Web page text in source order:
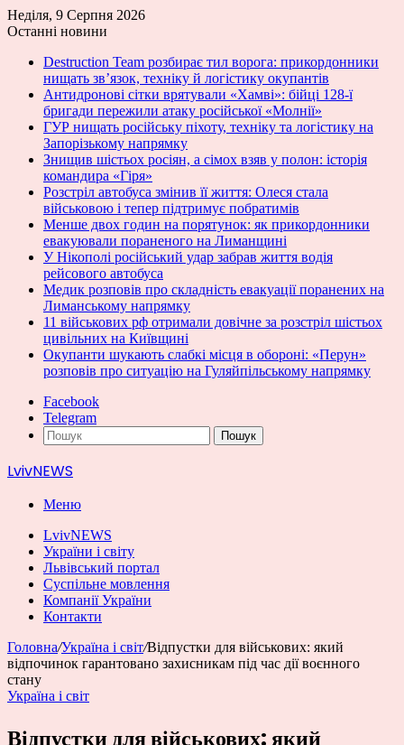
Неділя, 9 Серпня 2026
Останні новини
Destruction Team розбирає тил ворога: прикордонники
нищать зв’язок, техніку й логістику окупантів
Антидронові сітки врятували «Хамві»: бійці 128-ї
бригади пережили атаку російської «Молнії»
ГУР нищать російську піхоту, техніку та логістику на
Запорізькому напрямку
Знищив шістьох росіян, а сімох взяв у полон: історія
командира «Гіря»
Розстріл автобуса змінив її життя: Олеся стала
військовою і тепер підтримує побратимів
Менше двох годин на порятунок: як прикордонники
евакуювали пораненого на Лиманщині
У Нікополі російський удар забрав життя водія
рейсового автобуса
Медик розповів про складність евакуації поранених на
Лиманському напрямку
11 військових рф отримали довічне за розстріл шістьох
цивільних на Київщині
Окупанти шукають слабкі місця в обороні: «Перун»
розповів про ситуацію на Гуляйпільському напрямку
Facebook
Telegram
Пошук
LvivNEWS
Меню
LvivNEWS
України і світу
Львівський портал
Суспільне мовлення
Компанії України
Контакти
Головна/Україна і світ/Відпустки для військових: який
відпочинок гарантовано захисникам під час дії воєнного
стану
Україна і світ
Відпустки для військових: який